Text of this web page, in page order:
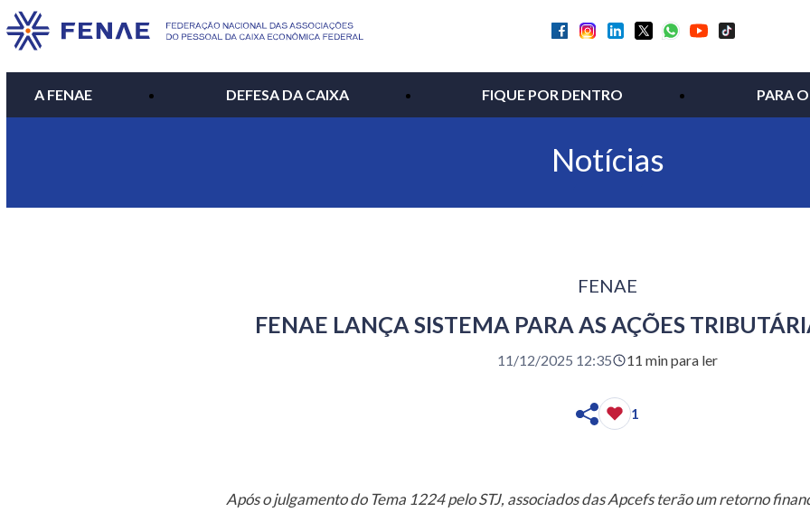
A FENAE DEFESA DA CAIXA FIQUE POR DENTRO PARA
Notícias
FENAE
FENAE LANÇA SISTEMA PARA AS AÇÕES
11/12/2025 12:35 11 min para ler
1
Após o julgamento do Tema 1224 pelo STJ, associados das Apcefs terão um retorno